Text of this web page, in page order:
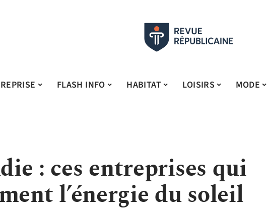
FLASH INFO HABITAT LOISIRS MODE
: ces entreprises qui
l’énergie du soleil